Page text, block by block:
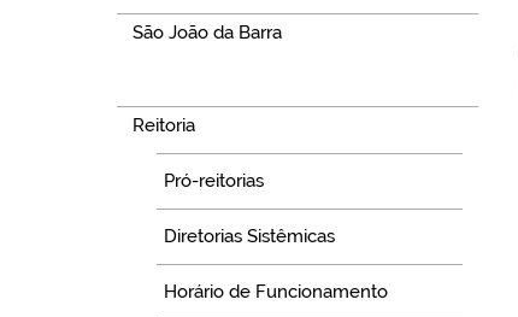
São João da Barra
Reitoria
Pró-reitorias
Diretorias Sistêmicas
Horário de Funcionamento